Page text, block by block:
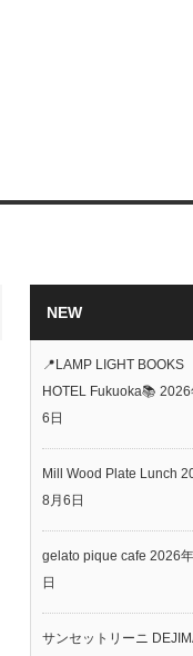
NEW
📍LAMP LIGHT BOOKS
HOTEL Fukuoka📚 2026
6日
Mill Wood Plate Lunch
8月6日
gelato pique cafe 2026
日
サンセットリーニ